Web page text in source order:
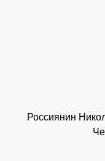
Россиянин